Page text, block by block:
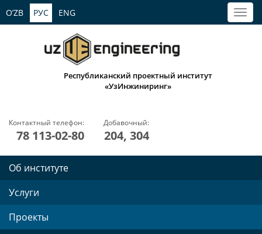
O’ZB РУС ENG
Республиканский проектный институт
«УзИнжиниринг»
Контактный телефон:
78 113-02-80
Добавочный:
204, 304
Об институте
Услуги
Проекты